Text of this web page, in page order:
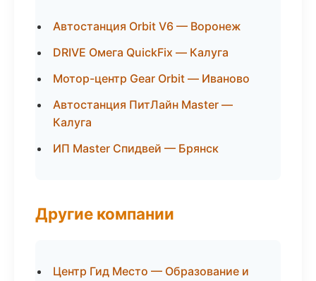
Автостанция Orbit V6 — Воронеж
DRIVE Омега QuickFix — Калуга
Мотор-центр Gear Orbit — Иваново
Автостанция ПитЛайн Master —
Калуга
ИП Master Спидвей — Брянск
Другие компании
Центр Гид Место — Образование и